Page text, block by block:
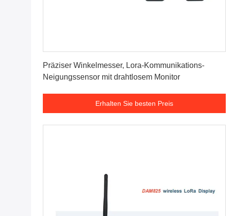
Präziser Winkelmesser, Lora-Kommunikations-
Neigungssensor mit drahtlosem Monitor
Erhalten Sie besten Preis